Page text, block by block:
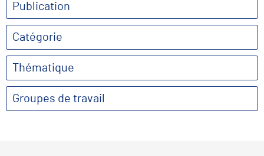
Publication
Catégorie
Thématique
Groupes de travail